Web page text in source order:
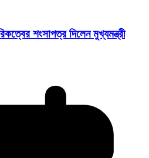
শংসাপত্র দিলেন মুখ্যমন্ত্রী